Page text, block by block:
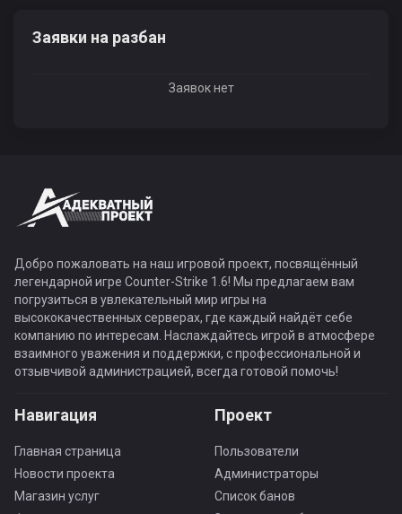
Заявки на разбан
Заявок нет
Добро пожаловать на наш игровой проект, посвящённый
легендарной игре Counter-Strike 1.6! Мы предлагаем вам
погрузиться в увлекательный мир игры на
высококачественных серверах, где каждый найдёт себе
компанию по интересам. Наслаждайтесь игрой в атмосфере
взаимного уважения и поддержки, с профессиональной и
отзывчивой администрацией, всегда готовой помочь!
Навигация
Главная страница
Новости проекта
Магазин услуг
Проект
Пользователи
Администраторы
Список банов